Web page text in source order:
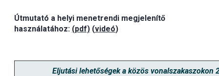
Útmutató a helyi menetrendi megjelenítő
használatához: (pdf) (videó)
Eljutási lehetőségek a közös vonalszakaszokon